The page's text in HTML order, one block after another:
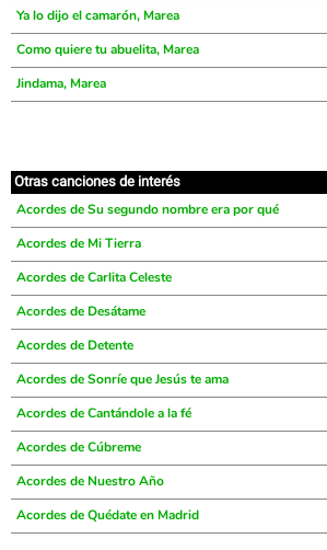
Ya lo dijo el camarón, Marea
Como quiere tu abuelita, Marea
Jindama, Marea
Otras canciones de interés
Acordes de Su segundo nombre era por qué
Acordes de Mi Tierra
Acordes de Carlita Celeste
Acordes de Desátame
Acordes de Detente
Acordes de Sonríe que Jesús te ama
Acordes de Cantándole a la fé
Acordes de Cúbreme
Acordes de Nuestro Año
Acordes de Quédate en Madrid